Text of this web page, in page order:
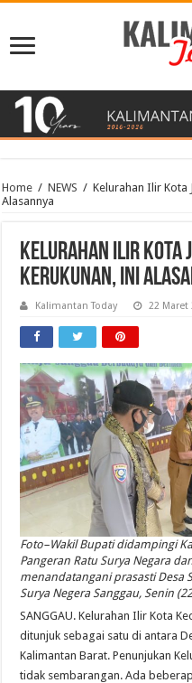
Home / NEWS / Kelurahan Ilir Kota
Alasannya
Kelurahan Ilir Kota
Kerukunan, Ini
Kalimantan Today 22 Maret
Foto–Wakil Bupati didampingi
Pangeran Ratu Surya Negara
menandatangani prasasti Desa
Surya Negera Sanggau, Senin
SANGGAU. Kelurahan Ilir Kota
ditunjuk sebagai satu di antara
Kalimantan Barat. Penunjukan
tidak sembarangan. Ada